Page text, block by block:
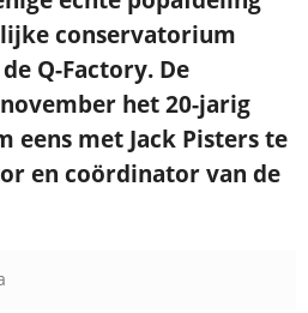
conservatorium
Q-Factory. De
het 20-jarig
eens met Jack Pisters te
en coördinator van de